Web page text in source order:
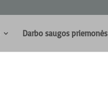
Darbo saugos priemonės